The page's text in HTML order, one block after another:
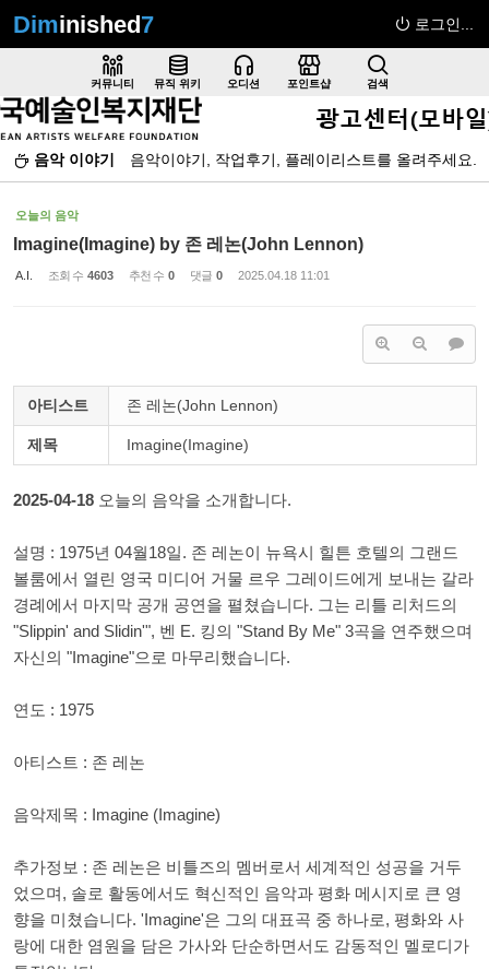
Diminished7 로그인...
커뮤니티 뮤직 위키 오디션 포인트샵 검색
음악 이야기 음악이야기, 작업후기, 플레이리스트를 올려주세요.
오늘의 음악
Imagine(Imagine) by 존 레논(John Lennon)
A.I. 조회 수 4603 추천 수 0 댓글 0 2025.04.18 11:01
아티스트 존 레논(John Lennon)
제목 Imagine(Imagine)
2025-04-18 오늘의 음악을 소개합니다.
설명 : 1975년 04월18일. 존 레논이 뉴욕시 힐튼 호텔의 그랜드
볼룸에서 열린 영국 미디어 거물 르우 그레이드에게 보내는 갈라
경례에서 마지막 공개 공연을 펼쳤습니다. 그는 리틀 리처드의
"Slippin' and Slidin'", 벤 E. 킹의 "Stand By Me" 3곡을 연주했으며
자신의 "Imagine"으로 마무리했습니다.
연도 : 1975
아티스트 : 존 레논
음악제목 : Imagine (Imagine)
추가정보 : 존 레논은 비틀즈의 멤버로서 세계적인 성공을 거두
었으며, 솔로 활동에서도 혁신적인 음악과 평화 메시지로 큰 영
향을 미쳤습니다. 'Imagine'은 그의 대표곡 중 하나로, 평화와 사
랑에 대한 염원을 담은 가사와 단순하면서도 감동적인 멜로디가
Sketchbook5, 스케치북5
Sketchbook5, 스케치북5